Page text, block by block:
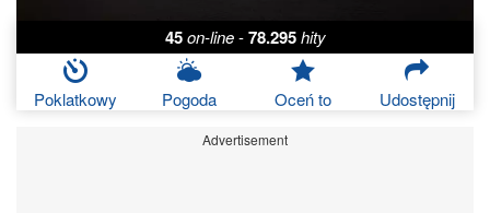
45 on-line - 78.295 hity
Poklatkowy Pogoda Oceń to Udostępnij
Advertisement